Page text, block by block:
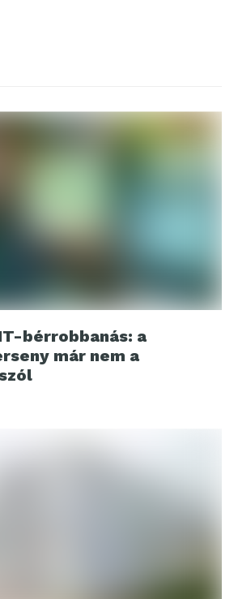
bérrobbanás: a
már nem a